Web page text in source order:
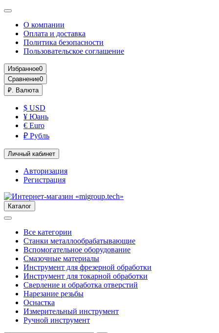
О компании
Оплата и доставка
Политика безопасности
Пользовательское соглашение
Избранное0
Сравнение0
₽. Валюта
$ USD
¥ Юань
€ Euro
₽ Рубль
Личный кабинет
Авторизация
Регистрация
Каталог
Все категории
Станки металлообрабатывающие
Вспомогательное оборудование
Смазочные материалы
Инструмент для фрезерной обработки
Инструмент для токарной обработки
Сверление и обработка отверстий
Нарезание резьбы
Оснастка
Измерительный инструмент
Ручной инструмент